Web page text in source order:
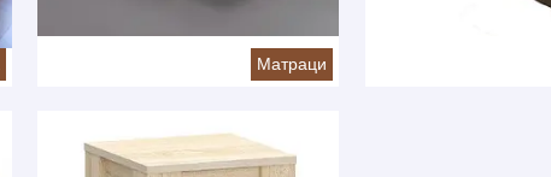
Матраци